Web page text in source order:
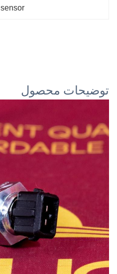
sensor
توضیحات محصول